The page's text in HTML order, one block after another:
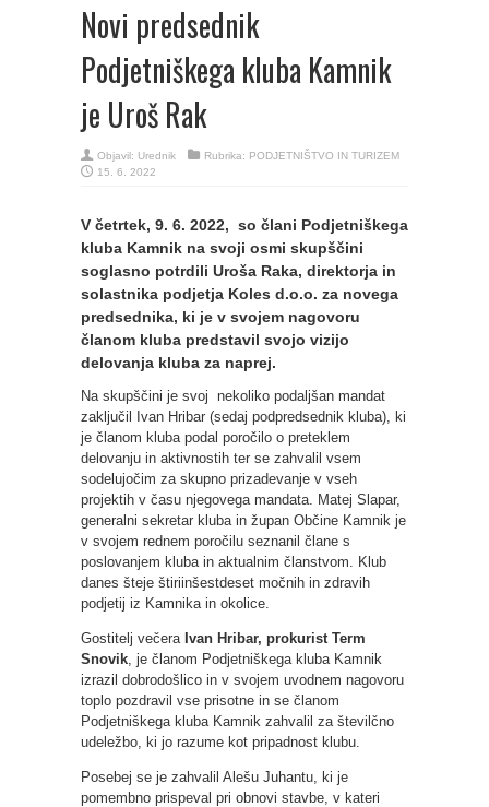
Novi predsednik
Podjetniškega kluba Kamnik
je Uroš Rak
Objavil: Urednik Rubrika: PODJETNIŠTVO IN TURIZEM
15. 6. 2022
V četrtek, 9. 6. 2022, so člani Podjetniškega
kluba Kamnik na svoji osmi skupščini
soglasno potrdili Uroša Raka, direktorja in
solastnika podjetja Koles d.o.o. za novega
predsednika, ki je v svojem nagovoru
članom kluba predstavil svojo vizijo
delovanja kluba za naprej.
Na skupščini je svoj nekoliko podaljšan mandat
zaključil Ivan Hribar (sedaj podpredsednik kluba), ki
je članom kluba podal poročilo o preteklem
delovanju in aktivnostih ter se zahvalil vsem
sodelujočim za skupno prizadevanje v vseh
projektih v času njegovega mandata. Matej Slapar,
generalni sekretar kluba in župan Občine Kamnik je
v svojem rednem poročilu seznanil člane s
poslovanjem kluba in aktualnim članstvom. Klub
danes šteje štiriinšestdeset močnih in zdravih
podjetij iz Kamnika in okolice.
Gostitelj večera Ivan Hribar, prokurist Term
Snovik , je članom Podjetniškega kluba Kamnik
izrazil dobrodošlico in v svojem uvodnem nagovoru
toplo pozdravil vse prisotne in se članom
Podjetniškega kluba Kamnik zahvalil za številčno
udeležbo, ki jo razume kot pripadnost klubu.
Posebej se je zahvalil Alešu Juhantu, ki je
pomembno prispeval pri obnovi stavbe, v kateri